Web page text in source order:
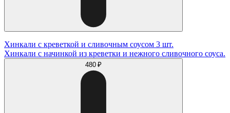
Хинкали с креветкой и сливочным соусом 3 шт.
Хинкали с начинкой из креветки и нежного сливочного соуса.
480 ₽